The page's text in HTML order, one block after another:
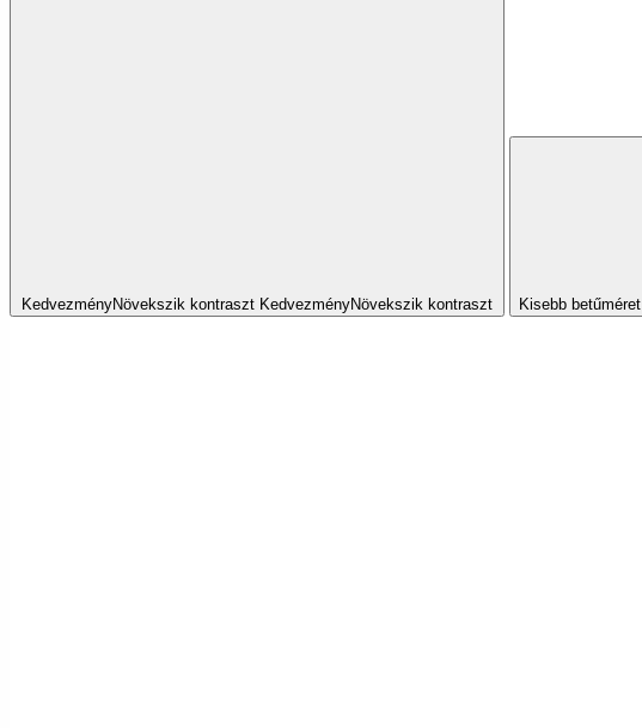
KedvezményNövekszik kontraszt KedvezményNövekszik kontraszt Kisebb betűméret